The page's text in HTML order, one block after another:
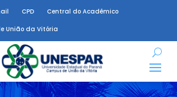
CPD
Central do Acadêmico
União da Vitória